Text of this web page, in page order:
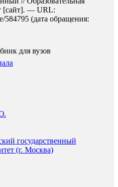
[сайт]. — URL:
584795 (дата обращения:
для вузов
государственный
(г. Москва)